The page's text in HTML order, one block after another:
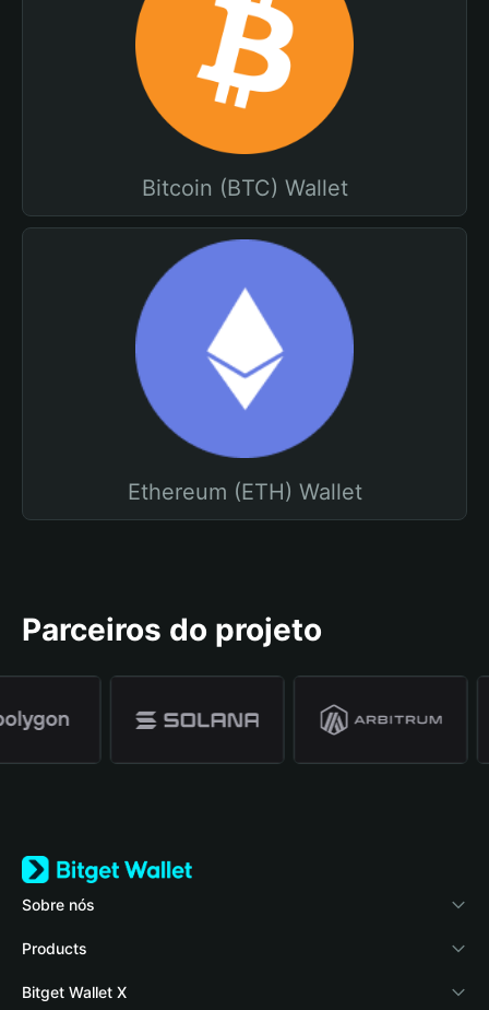
Bitcoin (BTC) Wallet
Ethereum (ETH) Wallet
Parceiros do projeto
Sobre nós
Bitget Wallet
Blog
Products
Crypto Card
Bitget Wallet X